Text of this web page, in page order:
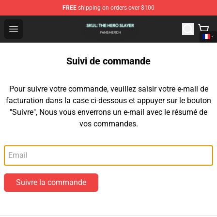
FREE shipping on orders over $100
Open menu
Skul: The Hero Slayer Shop - Official Skul: The Hero
Suivi de commande
Pour suivre votre commande, veuillez saisir votre e-mail de
facturation dans la case ci-dessous et appuyer sur le bouton
"Suivre", Nous vous enverrons un e-mail avec le résumé de
vos commandes.
Suivre la commande